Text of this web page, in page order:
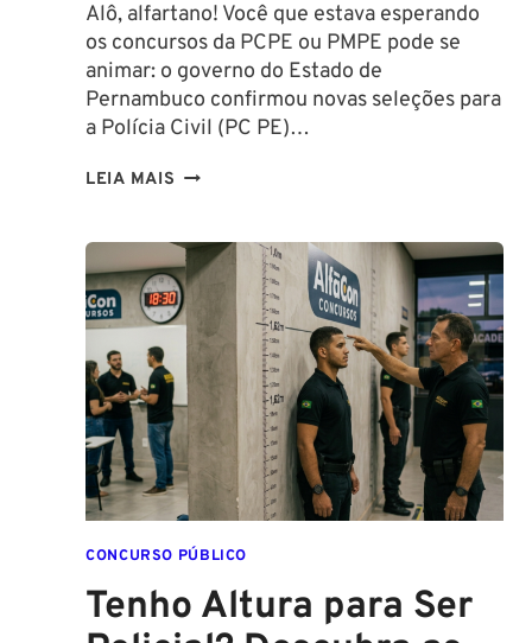
Alô, alfartano! Você que estava esperando
os concursos da PCPE ou PMPE pode se
animar: o governo do Estado de
Pernambuco confirmou novas seleções para
a Polícia Civil (PC PE)…
LEIA MAIS CONCURSOS
PMPE
2026:
ATÉ
FINAL
DESTE
ANO!
CONCURSO PÚBLICO
Tenho Altura para Ser